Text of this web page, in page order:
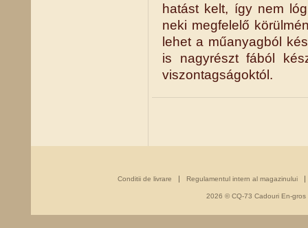
hatást kelt, így nem
neki megfelelő
lehet a műanyagból
is nagyrészt fából
viszontagságoktól.
Conditii de livrare Regulamentul intern al magazinului
2026 © CQ-73 Cadouri En-